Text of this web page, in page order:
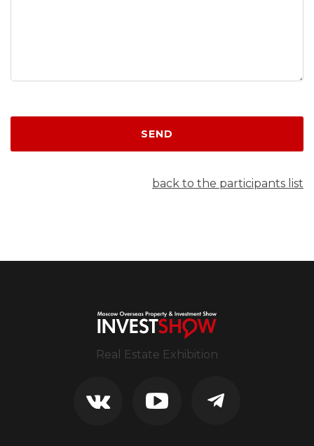
SEND
back to the participants list
Real Estate Exhibition